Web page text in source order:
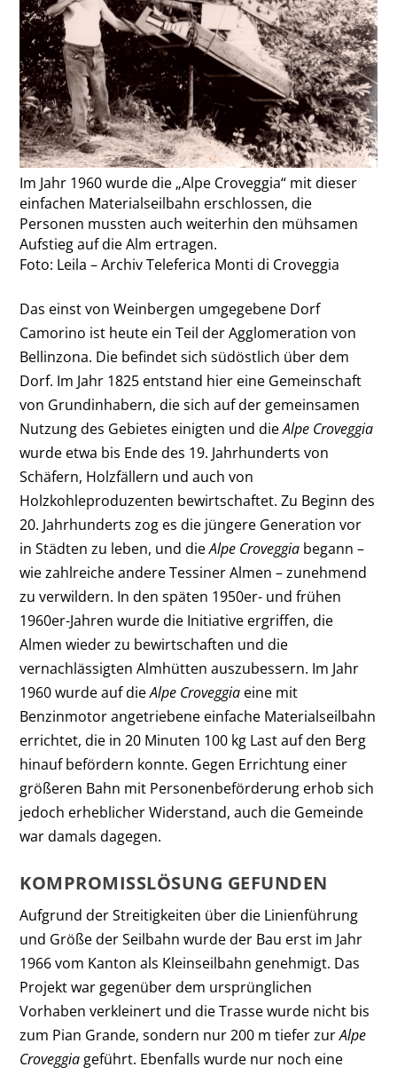
Im Jahr 1960 wurde die „Alpe Croveggia“ mit dieser
einfachen Materialseilbahn erschlossen, die
Personen mussten auch weiterhin den mühsamen
Aufstieg auf die Alm ertragen.
Foto: Leila – Archiv Teleferica Monti di Croveggia
Das einst von Weinbergen umgegebene Dorf
Camorino ist heute ein Teil der Agglomeration von
Bellinzona. Die befindet sich südöstlich über dem
Dorf. Im Jahr 1825 entstand hier eine Gemeinschaft
von Grundinhabern, die sich auf der gemeinsamen
Nutzung des Gebietes einigten und dieAlpe Croveggia
wurde etwa bis Ende des 19. Jahrhunderts von
Schäfern, Holzfällern und auch von
Holzkohleproduzenten bewirtschaftet. Zu Beginn des
20. Jahrhunderts zog es die jüngere Generation vor
in Städten zu leben, und dieAlpe Croveggia begann –
wie zahlreiche andere Tessiner Almen – zunehmend
zu verwildern. In den späten 1950er- und frühen
1960er-Jahren wurde die Initiative ergriffen, die
Almen wieder zu bewirtschaften und die
vernachlässigten Almhütten auszubessern. Im Jahr
1960 wurde auf dieAlpe Croveggia eine mit
Benzinmotor angetriebene einfache Materialseilbahn
errichtet, die in 20 Minuten 100 kg Last auf den Berg
hinauf befördern konnte. Gegen Errichtung einer
größeren Bahn mit Personenbeförderung erhob sich
jedoch erheblicher Widerstand, auch die Gemeinde
war damals dagegen.
KOMPROMISSLÖSUNG GEFUNDEN
Aufgrund der Streitigkeiten über die Linienführung
und Größe der Seilbahn wurde der Bau erst im Jahr
1966 vom Kanton als Kleinseilbahn genehmigt. Das
Projekt war gegenüber dem ursprünglichen
Vorhaben verkleinert und die Trasse wurde nicht bis
zum Pian Grande, sondern nur 200 m tiefer zurAlpe
Croveggia geführt. Ebenfalls wurde nur noch eine